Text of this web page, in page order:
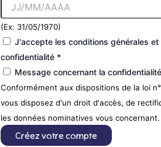
(Ex: 31/05/1970)
J'accepte les conditions générales et
confidentialité *
Message concernant la
Conformément aux dispositions de la loi
vous disposez d'un droit d'accès, de
les données nominatives vous concernant.
Créez votre compte